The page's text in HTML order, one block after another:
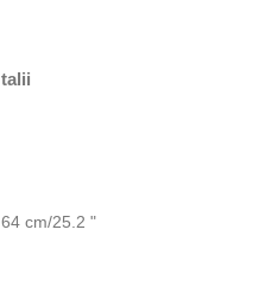
talii
64 cm/25.2 "